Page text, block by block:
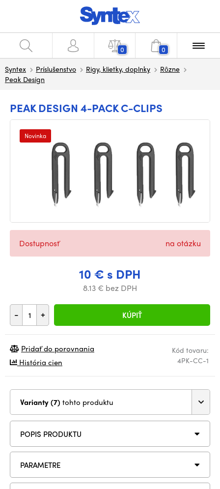
0 0
Syntex Príslušenstvo Rigy, klietky, doplnky
Rôzne
Peak Design
PEAK DESIGN 4-PACK C-CLIPS
Novinka
10 € s DPH
8.13 € bez DPH
- + KÚPIŤ
Dostupnosť na otázku
Kód tovaru:
4PK-CC-1
Pridať do porovnania
História cien
Varianty (7) tohto produktu
POPIS PRODUKTU
PARAMETRE